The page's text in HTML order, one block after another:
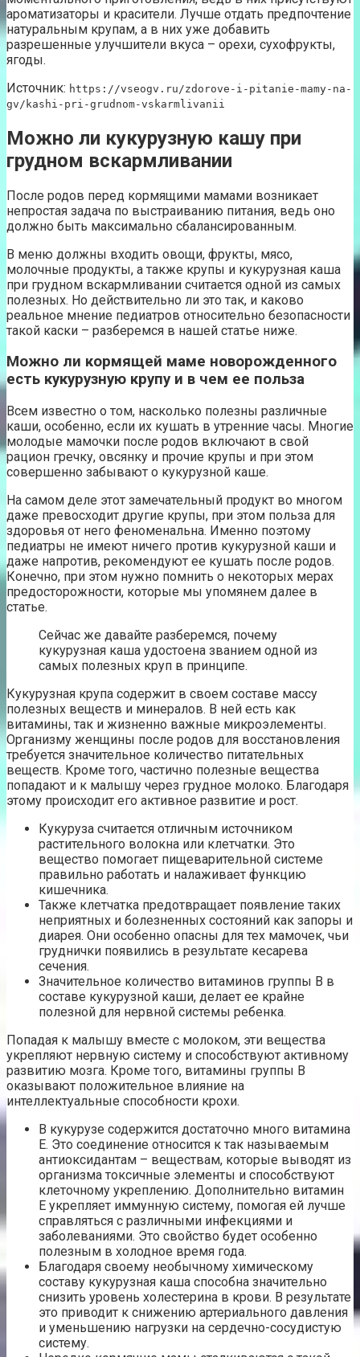
ароматизаторы и красители. Лучше отдать предпочтение
натуральным крупам, а в них уже добавить
разрешенные улучшители вкуса – орехи, сухофрукты,
ягоды.
Источник: https://vseogv.ru/zdorove-i-pitanie-mamy-na-
gv/kashi-pri-grudnom-vskarmlivanii
Можно ли кукурузную кашу при
грудном вскармливании
После родов перед кормящими мамами возникает
непростая задача по выстраиванию питания, ведь оно
должно быть максимально сбалансированным.
В меню должны входить овощи, фрукты, мясо,
молочные продукты, а также крупы и кукурузная каша
при грудном вскармливании считается одной из самых
полезных. Но действительно ли это так, и каково
реальное мнение педиатров относительно безопасности
такой каски – разберемся в нашей статье ниже.
Можно ли кормящей маме новорожденного
есть кукурузную крупу и в чем ее польза
Всем известно о том, насколько полезны различные
каши, особенно, если их кушать в утренние часы. Многие
молодые мамочки после родов включают в свой
рацион гречку, овсянку и прочие крупы и при этом
совершенно забывают о кукурузной каше.
На самом деле этот замечательный продукт во многом
даже превосходит другие крупы, при этом польза для
здоровья от него феноменальна. Именно поэтому
педиатры не имеют ничего против кукурузной каши и
даже напротив, рекомендуют ее кушать после родов.
Конечно, при этом нужно помнить о некоторых мерах
предосторожности, которые мы упомянем далее в
статье.
Сейчас же давайте разберемся, почему
кукурузная каша удостоена званием одной из
самых полезных круп в принципе.
Кукурузная крупа содержит в своем составе массу
полезных веществ и минералов. В ней есть как
витамины, так и жизненно важные микроэлементы.
Организму женщины после родов для восстановления
требуется значительное количество питательных
веществ. Кроме того, частично полезные вещества
попадают и к малышу через грудное молоко. Благодаря
этому происходит его активное развитие и рост.
Кукуруза считается отличным источником
растительного волокна или клетчатки. Это
вещество помогает пищеварительной системе
правильно работать и налаживает функцию
кишечника.
Также клетчатка предотвращает появление таких
неприятных и болезненных состояний как запоры и
диарея. Они особенно опасны для тех мамочек, чьи
груднички появились в результате кесарева
сечения.
Значительное количество витаминов группы В в
составе кукурузной каши, делает ее крайне
полезной для нервной системы ребенка.
Попадая к малышу вместе с молоком, эти вещества
укрепляют нервную систему и способствуют активному
развитию мозга. Кроме того, витамины группы В
оказывают положительное влияние на
интеллектуальные способности крохи.
В кукурузе содержится достаточно много витамина
Е. Это соединение относится к так называемым
антиоксидантам – веществам, которые выводят из
организма токсичные элементы и способствуют
клеточному укреплению. Дополнительно витамин
Е укрепляет иммунную систему, помогая ей лучше
справляться с различными инфекциями и
заболеваниями. Это свойство будет особенно
полезным в холодное время года.
Благодаря своему необычному химическому
составу кукурузная каша способна значительно
снизить уровень холестерина в крови. В результате
это приводит к снижению артериального давления
и уменьшению нагрузки на сердечно-сосудистую
систему.